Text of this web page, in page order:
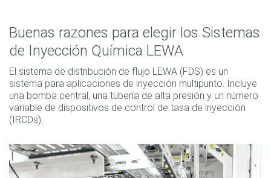
Buenas razones para elegir los Sistemas
de Inyección Química LEWA
El sistema de distribución de flujo LEWA (FDS) es un
sistema para aplicaciones de inyección multipunto. Incluye
una bomba central, una tubería de alta presión y un número
variable de dispositivos de control de tasa de inyección
(IRCDs).